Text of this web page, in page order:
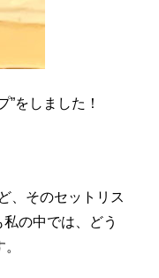
をしました！
、そのセットリス
の中では、どう